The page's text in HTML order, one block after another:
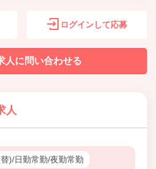
ログインして応募
人に問い合わせる
人
)/日勤常勤/夜勤常勤